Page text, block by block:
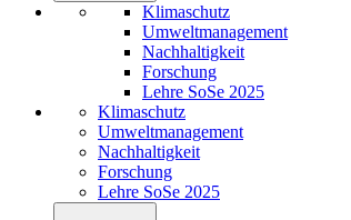
Klimaschutz
Umweltmanagement
Nachhaltigkeit
Forschung
Lehre SoSe 2025
Klimaschutz
Umweltmanagement
Nachhaltigkeit
Forschung
Lehre SoSe 2025